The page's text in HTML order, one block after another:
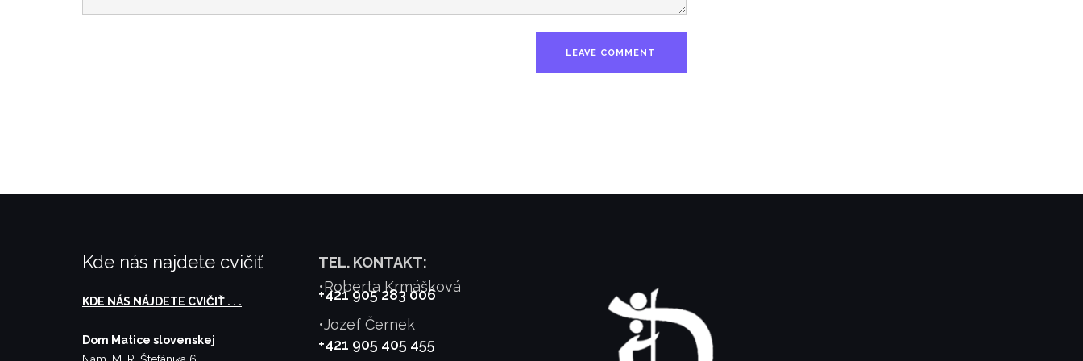
Kde nás najdete cvičiť
KDE NÁS NÁJDETE CVIČIŤ . . .
Dom Matice slovenskej
TEL. KONTAKT:
•Roberta Krmášková
+421 905 283 006
•Jozef Černek
+421 905 405 455